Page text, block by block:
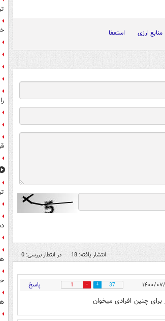
منابع ارزی استعفا
انتشار یافته: 18 در انتظار بررسی: 0
37
1 پاسخ
برای چنین افرادی میخوان